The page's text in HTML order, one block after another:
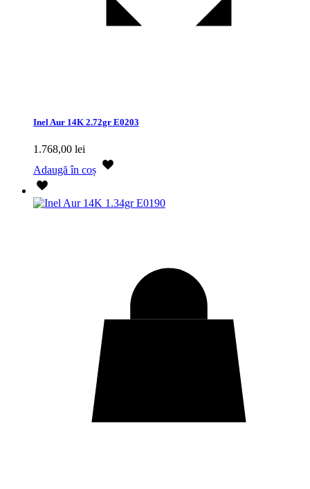
Inel Aur 14K 2.72gr E0203
1.768,00 lei
Adaugă în coș